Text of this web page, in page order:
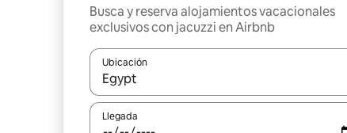
Busca y reserva alojamientos vacacionales
exclusivos con jacuzzi en Airbnb
Ubicación
Cuando los resultados estén disponibles,
Llegada